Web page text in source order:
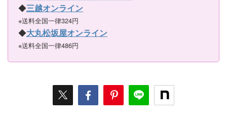
◆三越オンライン
※送料全国一律324円
◆大丸松坂屋オンライン
※送料全国一律486円